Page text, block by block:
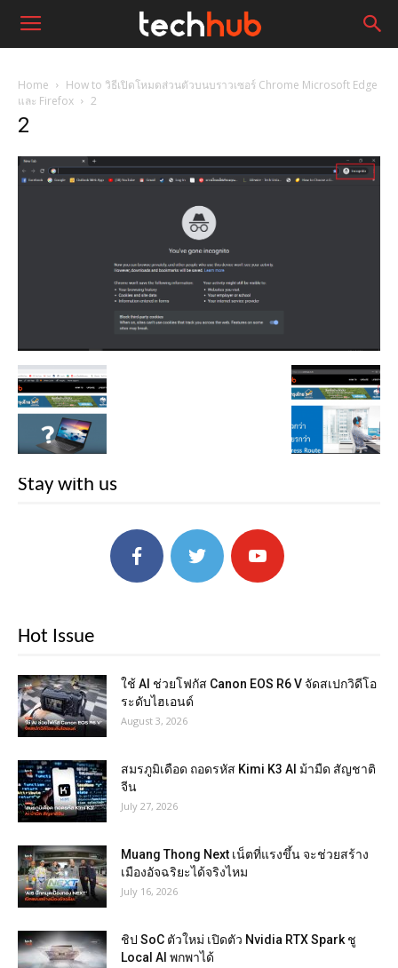
Home
How to วิธีเปิดโหมดส่วนตัวบนบราวเซอร์ Chrome Microsoft Edge
และ Firefox
2
2
Stay with us
Hot Issue
ใช้ AI ช่วยโฟกัส Canon EOS R6 V จัดสเปกวิดีโอ
ระดับไฮเอนด์
August 3, 2026
สมรภูมิเดือด ถอดรหัส Kimi K3 AI ม้ามืด สัญชาติ
จีน
July 27, 2026
Muang Thong Next เน็ตที่แรงขึ้น จะช่วยสร้าง
เมืองอัจฉริยะได้จริงไหม
July 16, 2026
ชิป SoC ตัวใหม่ เปิดตัว Nvidia RTX Spark ชู
Local AI พกพาได้